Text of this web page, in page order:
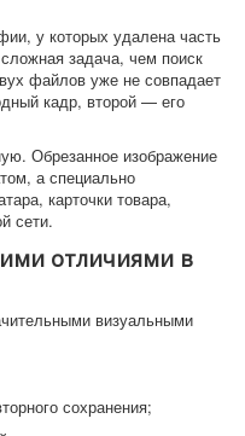
у которых удалена часть
задача, чем поиск
файлов уже не совпадает
кадр, второй — его
Обрезанное изображение
а специально
карточки товара,
сети.
отличиями в
визуальными
сохранения;